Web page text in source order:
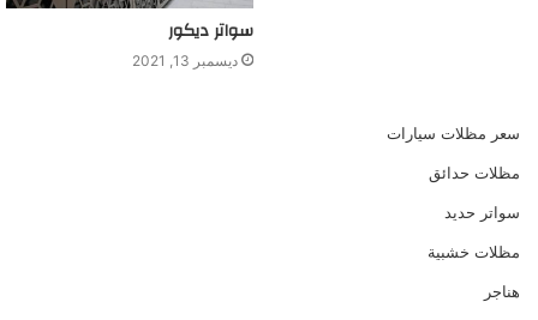
سواتر ديكور
ديسمبر 13, 2021
سعر مظلات سيارات
مظلات حدائق
سواتر حديد
مظلات خشبية
هناجر